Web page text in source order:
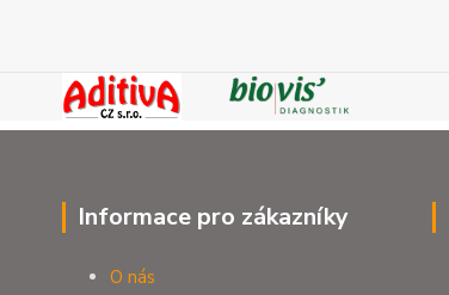
Informace pro zákazníky
O nás